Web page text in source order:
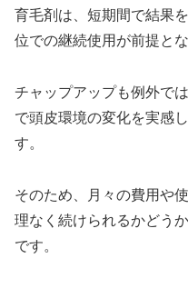
育毛剤は、短期間で結果
位での継続使用が前提とな
チャップアップも例外で
で頭皮環境の変化を実感
す。
そのため、月々の費用や
理なく続けられるかどう
です。